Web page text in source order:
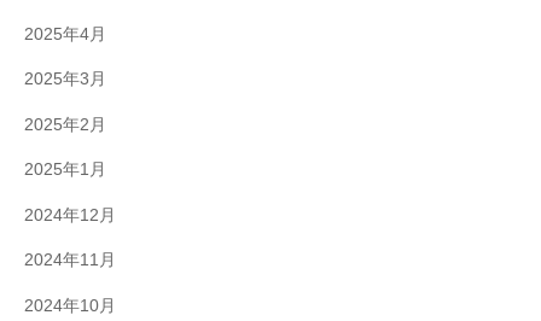
2025年4月
2025年3月
2025年2月
2025年1月
2024年12月
2024年11月
2024年10月